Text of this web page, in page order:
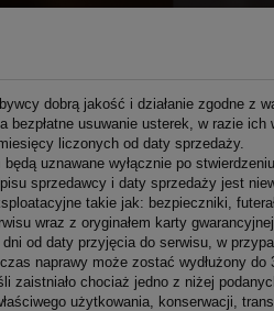
dobrą jakość i działanie zgodne z
bezpłatne usuwanie usterek, w razie
liczonych od daty sprzedaży.
uznawane wyłącznie po
sprzedawcy i daty sprzedaży jest
takie jak: bezpieczniki,
wraz z oryginałem karty
od daty przyjęcia do serwisu, w
naprawy może zostać wydłużony do
chociaż jedno z niżej
użytkowania, konserwacji,